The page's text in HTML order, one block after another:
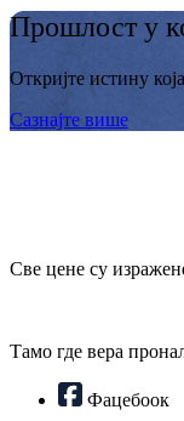
Прошлост у
Откријте истину
Сазнајте више
Све цене су
Тамо где вера
Фацебоок